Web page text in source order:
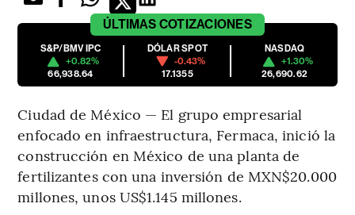
ÚLTIMAS COTIZACIONES
S&P/BMV IPC
+0.82%
66,938.64
DÓLAR SPOT
-0.43%
17.1355
NASDAQ
+1.30%
26,690.62
Ciudad de México — El grupo empresarial
enfocado en infraestructura, Fermaca, inició la
construcción en México de una planta de
fertilizantes con una inversión de MXN$20.000
millones, unos US$1.145 millones.